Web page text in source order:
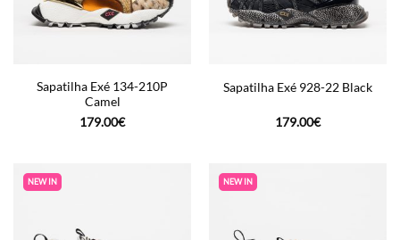
Sapatilha Exé 134-210P
Camel
179.00€
Sapatilha Exé 928-22 Black
179.00€
NEW IN NEW IN